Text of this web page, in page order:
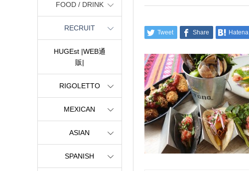
Tweet Share Hatena
FOOD / DRINK
RECRUIT
HUGEst |WEB通
販|
RIGOLETTO
MEXICAN
ASIAN
SPANISH